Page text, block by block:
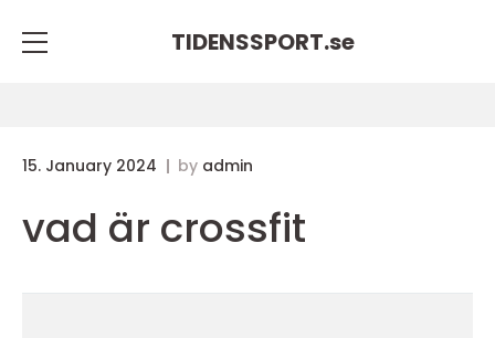
TIDENSSPORT.se
15. January 2024 by admin
vad är crossfit